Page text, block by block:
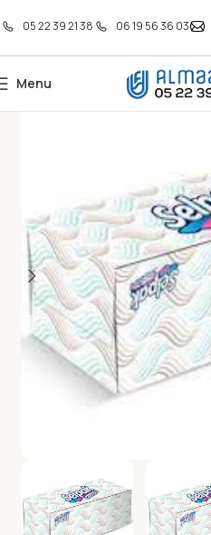
05 22 39 21 38 06 19 56 36 03
Menu